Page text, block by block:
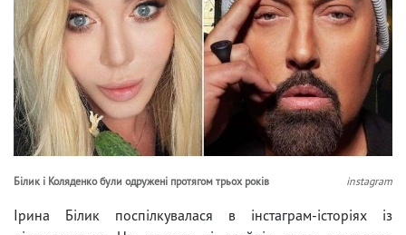
Білик і Коляденко були одружені протягом трьох років instagram
Ірина Білик поспілкувалася в інстаграм-історіях із